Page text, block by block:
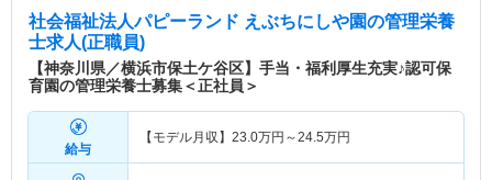
社会福祉法人パピーランド えぶちにしや園の管理栄養
士求人(正職員)
【神奈川県／横浜市保土ケ谷区】手当・福利厚生充実♪認可保
育園の管理栄養士募集＜正社員＞
給与
【モデル月収】 23.0万円～24.5万円